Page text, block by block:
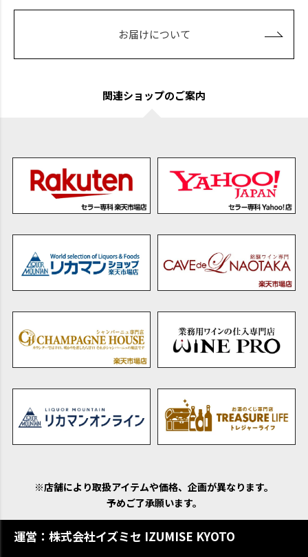
お届けについて
関連ショップのご案内
※店舗により取扱アイテムや価格、企画が異なります。
予めご了承願います。
運営：株式会社イズミセ IZUMISE KYOTO